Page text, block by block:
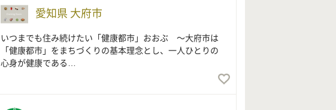
愛知県 大府市
いつまでも住み続けたい「健康都市」おおぶ ～大府市は
「健康都市」をまちづくりの基本理念とし、一人ひとりの
心身が健康である…